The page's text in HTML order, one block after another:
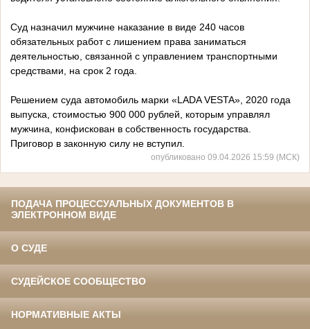
Суд назначил мужчине наказание в виде 240 часов
обязательных работ с лишением права заниматься
деятельностью, связанной с управлением транспортными
средствами, на срок 2 года.
Решением суда автомобиль марки «LADA VESTA», 2020 года
выпуска, стоимостью 900 000 рублей, которым управлял
мужчина, конфискован в собственность государства.
Приговор в законную силу не вступил.
опубликовано 09.04.2026 15:59 (МСК)
ПОДАЧА ПРОЦЕССУАЛЬНЫХ ДОКУМЕНТОВ В
ЭЛЕКТРОННОМ ВИДЕ
О СУДЕ
СУДЕЙСКОЕ СООБЩЕСТВО
НОРМАТИВНЫЕ АКТЫ